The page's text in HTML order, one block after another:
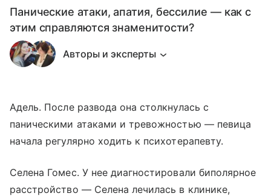
Панические атаки, апатия, бессилие — как с
этим справляются знаменитости?
Авторы и эксперты
Адель. После развода она столкнулась с
паническими атаками и тревожностью — певица
начала регулярно ходить к психотерапевту.
Селена Гомес. У нее диагностировали биполярное
расстройство — Селена лечилась в клинике,